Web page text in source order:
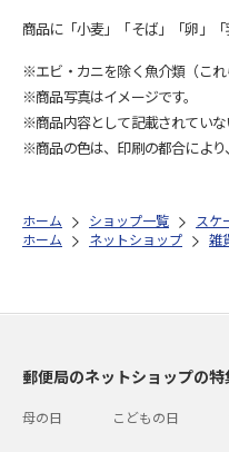
商品に「小麦」「そば」「卵」
※エビ・カニを除く魚介類（これ
※商品写真はイメージです。
※商品内容として記載されていな
※商品の色は、印刷の都合により
ホーム ショップ一覧 スケ
ホーム
ネットショップ 雑
郵便局のネットショップの
母の日 こどもの日